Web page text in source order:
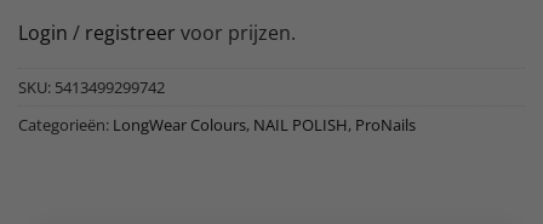
Login / registreer voor prijzen.
SKU: 5413499299742
Categorieën: LongWear Colours, NAIL POLISH, ProNails